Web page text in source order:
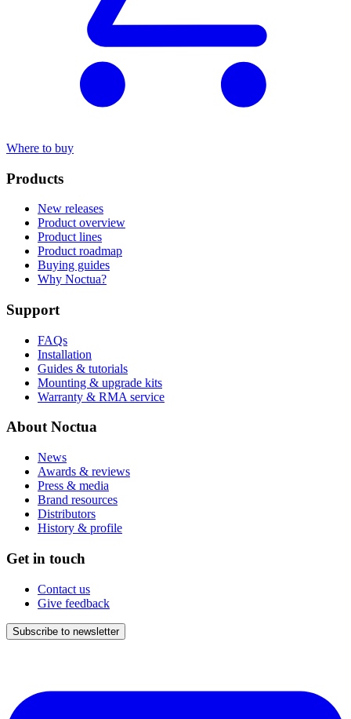
Where to buy
Products
New releases
Product overview
Product lines
Product roadmap
Buying guides
Why Noctua?
Support
FAQs
Installation
Guides & tutorials
Mounting & upgrade kits
Warranty & RMA service
About Noctua
News
Awards & reviews
Press & media
Brand resources
Distributors
History & profile
Get in touch
Contact us
Give feedback
Subscribe to newsletter